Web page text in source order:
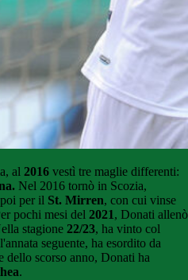
al 2016 vestì tre maglie differenti:
Nel 2016 tornò in Scozia,
per il St. Mirren, con cui vinse
pochi mesi del 2021, Donati allenò
stagione 22/23, ha vinto col
seguente, ha esordito da
scorso anno, Donati ha
.